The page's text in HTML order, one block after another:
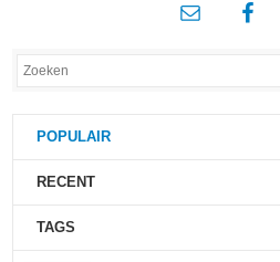
POPULAIR
RECENT
TAGS